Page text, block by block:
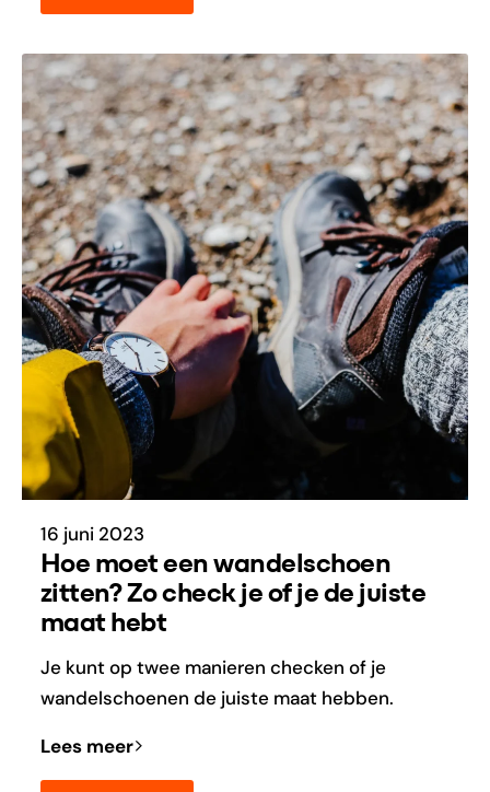
16 juni 2023
Hoe moet een wandelschoen
zitten? Zo check je of je de juiste
maat hebt
Je kunt op twee manieren checken of je
wandelschoenen de juiste maat hebben.
Lees meer